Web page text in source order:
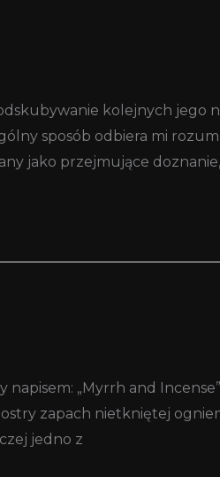
kolejnych jego
sposób odbiera mi
jako przejmujące doznanie,
„Myrrh and Incense”
zapach nietkniętej
jedno z